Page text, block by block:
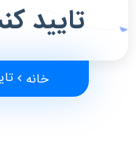
تایید
خانه